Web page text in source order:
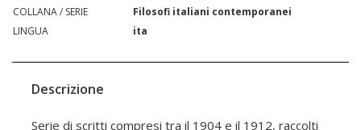
COLLANA / SERIE
Filosofi italiani contemporanei
LINGUA
ita
Descrizione
Serie di scritti compresi tra il 1904 e il 1912, raccolti